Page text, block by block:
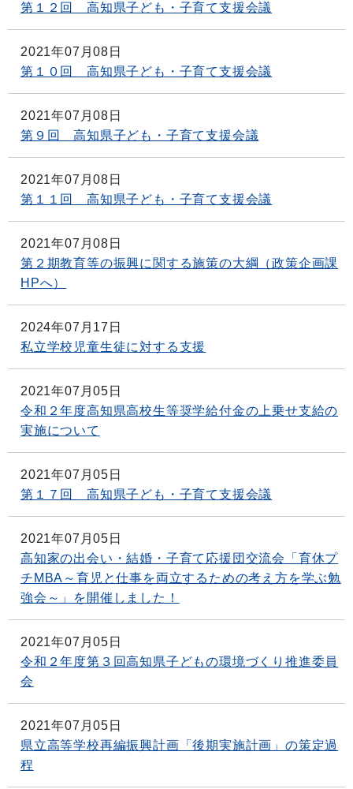
第１２回 高知県子ども・子育て支援会議
2021年07月08日
第１０回 高知県子ども・子育て支援会議
2021年07月08日
第９回 高知県子ども・子育て支援会議
2021年07月08日
第１１回 高知県子ども・子育て支援会議
2021年07月08日
第２期教育等の振興に関する施策の大綱（政策企画課
HPへ）
2024年07月17日
私立学校児童生徒に対する支援
2021年07月05日
令和２年度高知県高校生等奨学給付金の上乗せ支給の
実施について
2021年07月05日
第１７回 高知県子ども・子育て支援会議
2021年07月05日
高知家の出会い・結婚・子育て応援団交流会「育休プ
チMBA～育児と仕事を両立するための考え方を学ぶ勉
強会～」を開催しました！
2021年07月05日
令和２年度第３回高知県子どもの環境づくり推進委員
会
2021年07月05日
県立高等学校再編振興計画「後期実施計画」の策定過
程